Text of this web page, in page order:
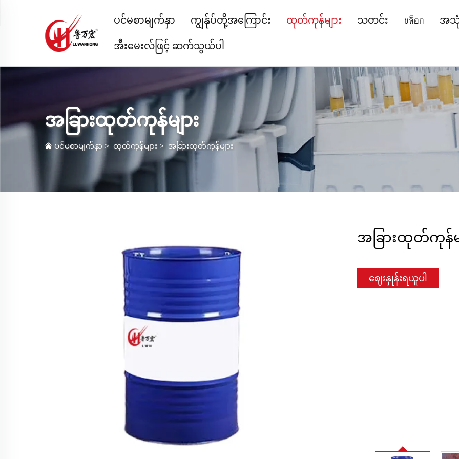
ပင်မစာမျက်နှာ ကျွန်ုပ်တို့အကြောင်း ထုတ်ကုန်များ သတင်း บล็อก အသုံ
အီးမေးလ်ဖြင့် ဆက်သွယ်ပါ
အခြားထုတ်ကုန်များ
ပင်မစာမျက်နှာ > ထုတ်ကုန်များ > အခြားထုတ်ကုန်များ
အခြားထုတ်ကုန်မ
ဈေးနှုန်းရယူပါ